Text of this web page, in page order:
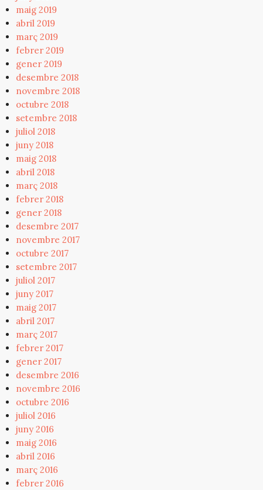
maig 2019
abril 2019
març 2019
febrer 2019
gener 2019
desembre 2018
novembre 2018
octubre 2018
setembre 2018
juliol 2018
juny 2018
maig 2018
abril 2018
març 2018
febrer 2018
gener 2018
desembre 2017
novembre 2017
octubre 2017
setembre 2017
juliol 2017
juny 2017
maig 2017
abril 2017
març 2017
febrer 2017
gener 2017
desembre 2016
novembre 2016
octubre 2016
juliol 2016
juny 2016
maig 2016
abril 2016
març 2016
febrer 2016